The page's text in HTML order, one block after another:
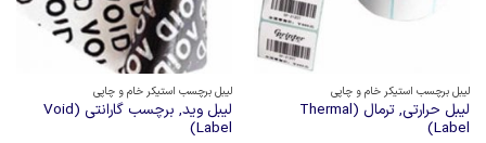
لیبل برچسب استیکر خام و چاپی
لیبل حرارتی, ترمال (Thermal
Label)
لیبل برچسب استیکر خام و چاپی
لیبل وید, برچسب گارانتی (Void
Label)